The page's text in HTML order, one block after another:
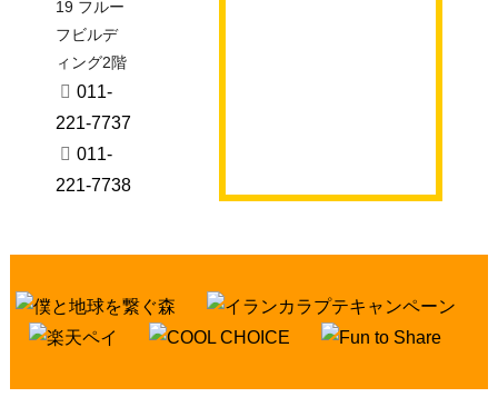
19 フルー
フビルデ
ィング2階
011-
221-7737
011-
221-7738